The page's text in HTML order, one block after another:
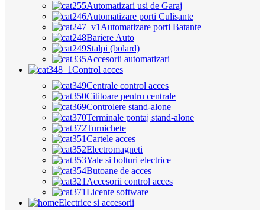
Automatizari usi de Garaj
Automatizare porti Culisante
Automatizare porti Batante
Bariere Auto
Stalpi (bolard)
Accesorii automatizari
Control acces
Centrale control acces
Cititoare pentru centrale
Controlere stand-alone
Terminale pontaj stand-alone
Turnichete
Cartele acces
Electromagneti
Yale si bolturi electrice
Butoane de acces
Accesorii control acces
Licente software
Electrice si accesorii